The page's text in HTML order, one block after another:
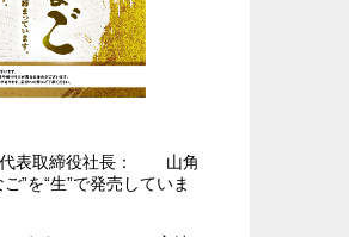
代表取締役社長： 山角
”を“生”で発売していま